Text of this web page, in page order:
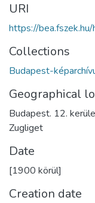
URI
https://
Collections
Budapest-
Geographical
Budapest. 12.
Zugliget
Date
[1900 körül]
Creation date